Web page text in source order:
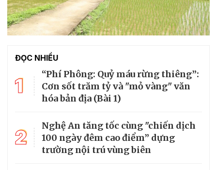
ĐỌC NHIỀU
1
“Phí Phông: Quỷ máu rừng thiêng”:
Cơn sốt trăm tỷ và "mỏ vàng" văn
hóa bản địa (Bài 1)
2
Nghệ An tăng tốc cùng "chiến dịch
100 ngày đêm cao điểm” dựng
trường nội trú vùng biên